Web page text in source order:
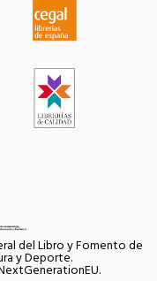
del Libro y Fomento de
y Deporte.